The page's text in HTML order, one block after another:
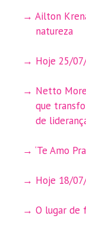
Ailton
natureza
Hoje 25/
Netto
que
de
‘Te Amo
Hoje 18/
O lugar de